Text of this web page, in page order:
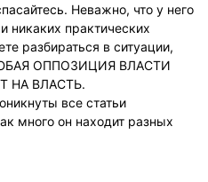
Неважно, что у него
никаких практических
разбираться в ситуации,
ОППОЗИЦИЯ ВЛАСТИ
НА ВЛАСТЬ.
все статьи
много он находит разных